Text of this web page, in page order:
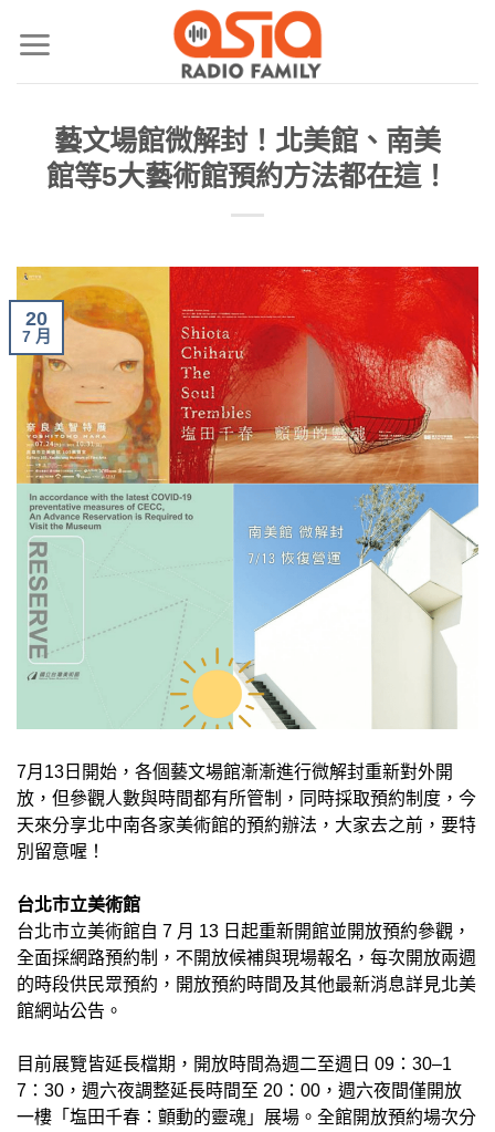
藝文場館微解封！北美館、南美
館等5大藝術館預約方法都在這！
20
7 月
7月13日開始，各個藝文場館漸漸進行微解封重新對外開
放，但參觀人數與時間都有所管制，同時採取預約制度，今
天來分享北中南各家美術館的預約辦法，大家去之前，要特
別留意喔！
台北市立美術館
台北市立美術館自 7 月 13 日起重新開館並開放預約參觀，
全面採網路預約制，不開放候補與現場報名，每次開放兩週
的時段供民眾預約，開放預約時間及其他最新消息詳見北美
館網站公告。
目前展覽皆延長檔期，開放時間為週二至週日 09：30–1
7：30，週六夜調整延長時間至 20：00，週六夜間僅開放
一樓「塩田千春：顫動的靈魂」展場。全館開放預約場次分